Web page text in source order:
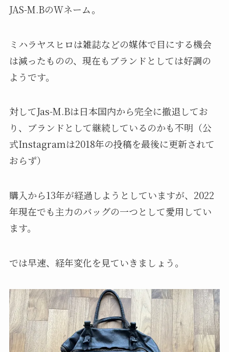
JAS-M.BのWネーム。
ミハラヤスヒロは雑誌などの媒体で目にする機会
は減ったものの、現在もブランドとしては好調の
ようです。
対してJas-M.Bは日本国内から完全に撤退してお
り、ブランドとして継続しているのかも不明（公
式Instagramは2018年の投稿を最後に更新されて
おらず）
購入から13年が経過しようとしていますが、2022
年現在でも主力のバッグの一つとして愛用してい
ます。
では早速、経年変化を見ていきましょう。